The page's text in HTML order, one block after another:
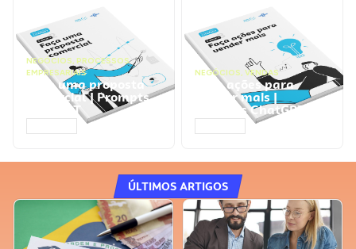
NEGÓCIOS, PROCESSOS
EMPRESARIAIS
Faça uma proposta
comercial | Prompts
ChatGPT
NEGÓCIOS, VENDAS
Faça ações para
vender mais |
Prompts ChatGPT
ÚLTIMOS ARTIGOS